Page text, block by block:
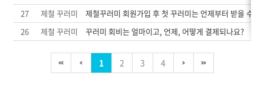
27
제철 꾸러미
제철꾸러미 회원가입 후 첫 꾸러미는 언제부터 받을 수
26
제철 꾸러미 꾸러미 회비는 얼마이고, 언제, 어떻게 결제되나요?
1 2 3 4